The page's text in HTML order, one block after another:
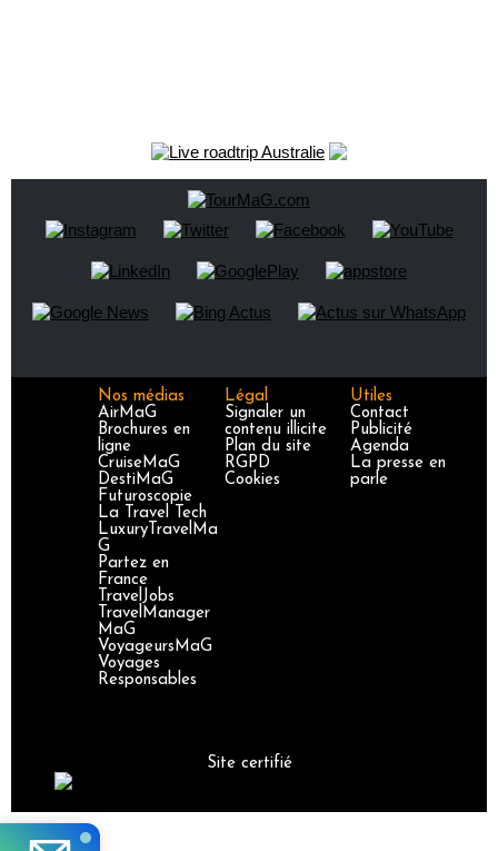
Nos médias
AirMaG
Brochures en
ligne
CruiseMaG
DestiMaG
Futuroscopie
La Travel Tech
LuxuryTravelMa
G
Partez en
France
TravelJobs
TravelManager
MaG
VoyageursMaG
Voyages
Responsables
Légal
Signaler un
contenu illicite
Plan du site
RGPD
Cookies
Utiles
Contact
Publicité
Agenda
La presse en
parle
Site certifié